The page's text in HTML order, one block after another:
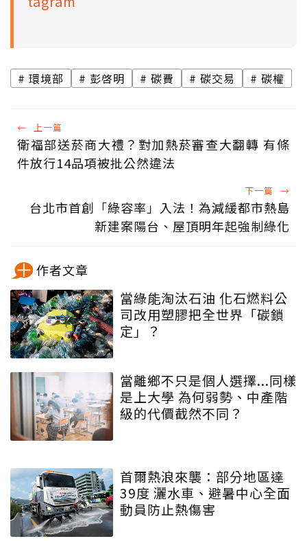
環境部 彭啓明 碳費 碳交易 碳權
← 上一篇
衛福部送菸商大禮？對加熱菸審查大翻轉 有條
件放行14品項被批公然違法
下一篇 →
台北市首創「綠容率」入法！為減緩都市熱島
新建案陽台、屋頂明年起強制綠化
作者文章
當綠能淘汰石油 化石燃料公
司改用塑膠把全世界「碳鎖
定」？
當離鄉不只是個人選擇...同樣
是上大學 為何弱勢、中產階
級的代價截然不同？
首爾熱浪來襲：部分地區達
39度 灑水車、避暑中心全面
動員防止熱傷害